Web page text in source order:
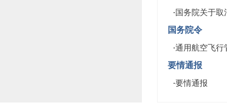
·国务院关于
国务院令
·通用航空飞行
要情通报
·要情通报